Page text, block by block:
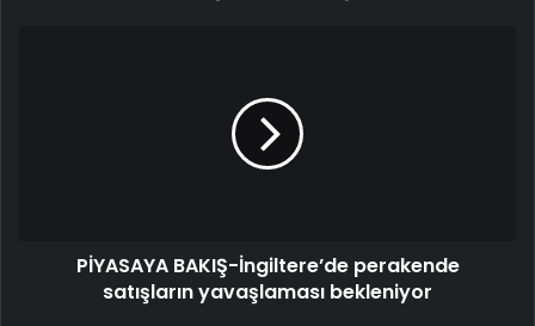
PİYASAYA BAKIŞ-İngiltere’de perakende
satışların yavaşlaması bekleniyor